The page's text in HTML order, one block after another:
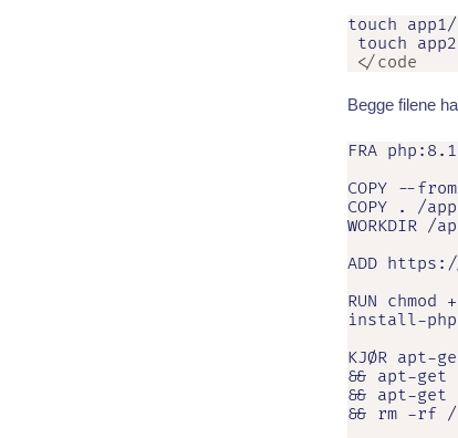
touch
touch
</code
Begge filene
FRA php:8.1
COPY --
COPY . /
WORKDIR /
ADD
RUN
install-
KJØR apt-
&& apt-
&& apt-get
&& rm -rf